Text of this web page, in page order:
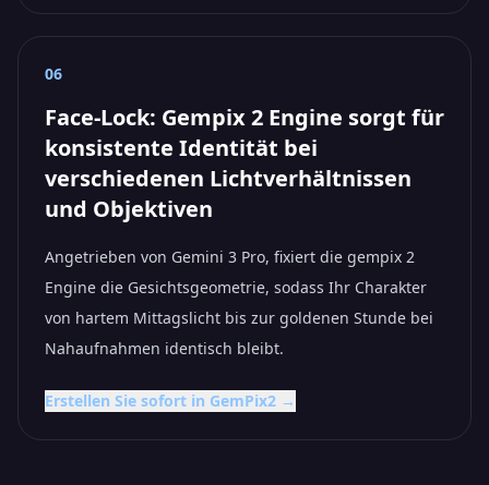
06
Face-Lock: Gempix 2 Engine sorgt für
konsistente Identität bei
verschiedenen Lichtverhältnissen
und Objektiven
Angetrieben von Gemini 3 Pro, fixiert die gempix 2
Engine die Gesichtsgeometrie, sodass Ihr Charakter
von hartem Mittagslicht bis zur goldenen Stunde bei
Nahaufnahmen identisch bleibt.
Erstellen Sie sofort in GemPix2 →